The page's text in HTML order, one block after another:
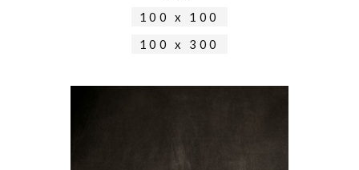
100 x 100
100 x 300